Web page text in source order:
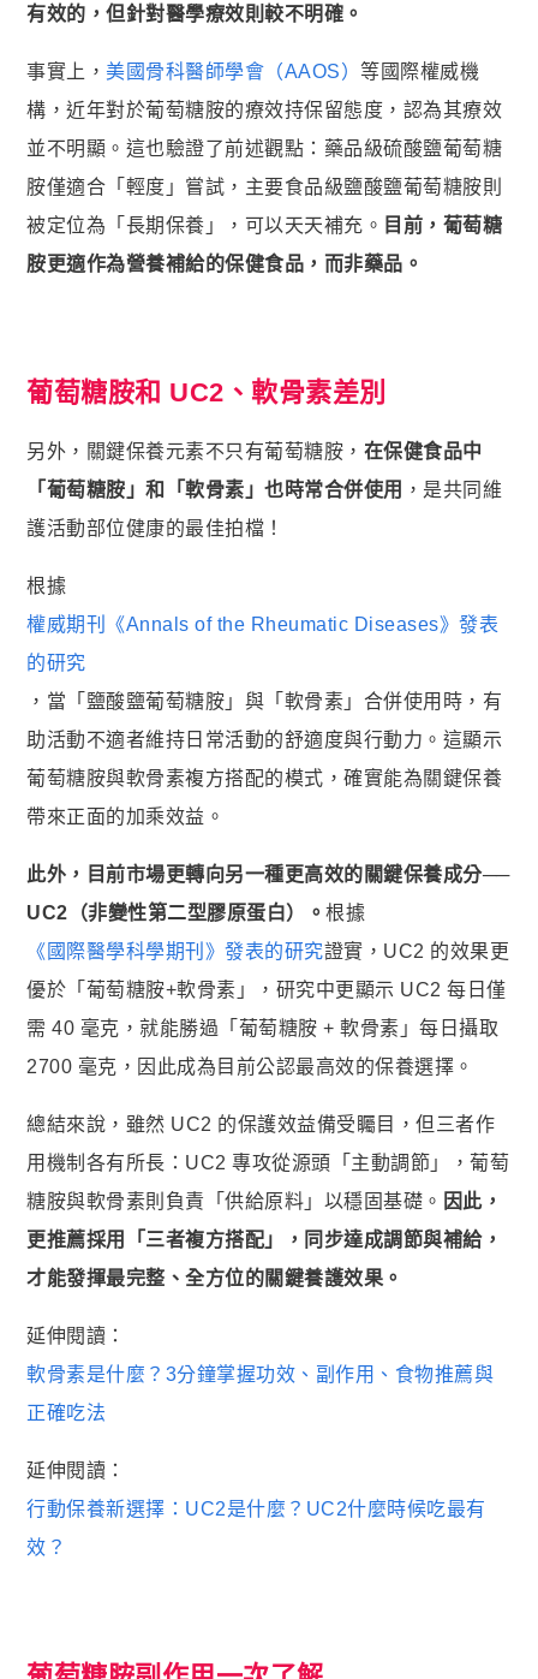
有效的，但針對醫學療效則較不明確。
事實上， 美國骨科醫師學會（AAOS） 等國際權威機
構，近年對於葡萄糖胺的療效持保留態度，認為其療效
並不明顯。這也驗證了前述觀點：藥品級硫酸鹽葡萄糖
胺僅適合「輕度」嘗試，主要食品級鹽酸鹽葡萄糖胺則
被定位為「長期保養」，可以天天補充。 目前，葡萄糖
胺更適作為營養補給的保健食品，而非藥品。
葡萄糖胺和 UC2、軟骨素差別
另外，關鍵保養元素不只有葡萄糖胺， 在保健食品中
「葡萄糖胺」和「軟骨素」也時常合併使用 ，是共同維
護活動部位健康的最佳拍檔！
根據
權威期刊《Annals of the Rheumatic Diseases》發表
的研究
，當「鹽酸鹽葡萄糖胺」與「軟骨素」合併使用時，有
助活動不適者維持日常活動的舒適度與行動力。這顯示
葡萄糖胺與軟骨素複方搭配的模式，確實能為關鍵保養
帶來正面的加乘效益。
此外，目前市場更轉向另一種更高效的關鍵保養成分──
UC2（非變性第二型膠原蛋白）。 根據
《國際醫學科學期刊》發表的研究證實，UC2 的效果更
優於「葡萄糖胺+軟骨素」，研究中更顯示 UC2 每日僅
需 40 毫克，就能勝過「葡萄糖胺 + 軟骨素」每日攝取
2700 毫克，因此成為目前公認最高效的保養選擇。
總結來說，雖然 UC2 的保護效益備受矚目，但三者作
用機制各有所長：UC2 專攻從源頭「主動調節」，葡萄
糖胺與軟骨素則負責「供給原料」以穩固基礎。 因此，
更推薦採用「三者複方搭配」，同步達成調節與補給，
才能發揮最完整、全方位的關鍵養護效果。
延伸閱讀：
軟骨素是什麼？3分鐘掌握功效、副作用、食物推薦與
正確吃法
延伸閱讀：
行動保養新選擇：UC2是什麼？UC2什麼時候吃最有
效？